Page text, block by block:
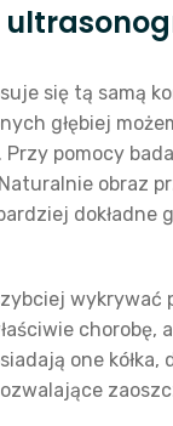
się tą samą
głębiej
pomocy
obraz
dokładne
wykrywać
chorobę,
one